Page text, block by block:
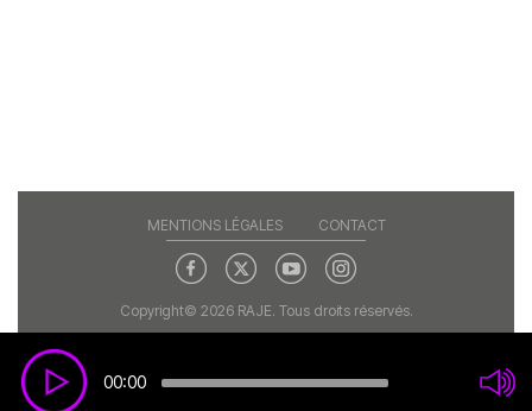
00:00
MENTIONS LÉGALES CONTACT
Copyright© 2026 RAJE. Tous droits réservés.